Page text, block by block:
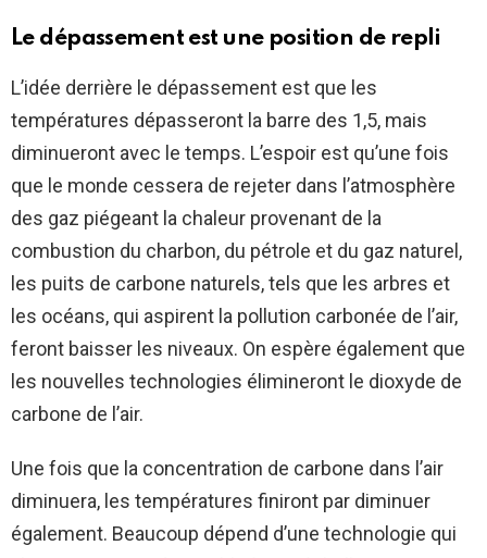
Le dépassement est une position de repli
L’idée derrière le dépassement est que les
températures dépasseront la barre des 1,5, mais
diminueront avec le temps. L’espoir est qu’une fois
que le monde cessera de rejeter dans l’atmosphère
des gaz piégeant la chaleur provenant de la
combustion du charbon, du pétrole et du gaz naturel,
les puits de carbone naturels, tels que les arbres et
les océans, qui aspirent la pollution carbonée de l’air,
feront baisser les niveaux. On espère également que
les nouvelles technologies élimineront le dioxyde de
carbone de l’air.
Une fois que la concentration de carbone dans l’air
diminuera, les températures finiront par diminuer
également. Beaucoup dépend d’une technologie qui